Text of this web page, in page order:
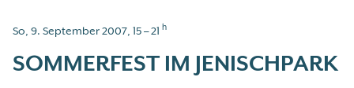
So, 9. September 2007, 15 – 21 h
SOMMERFEST IM JENISCHPARK